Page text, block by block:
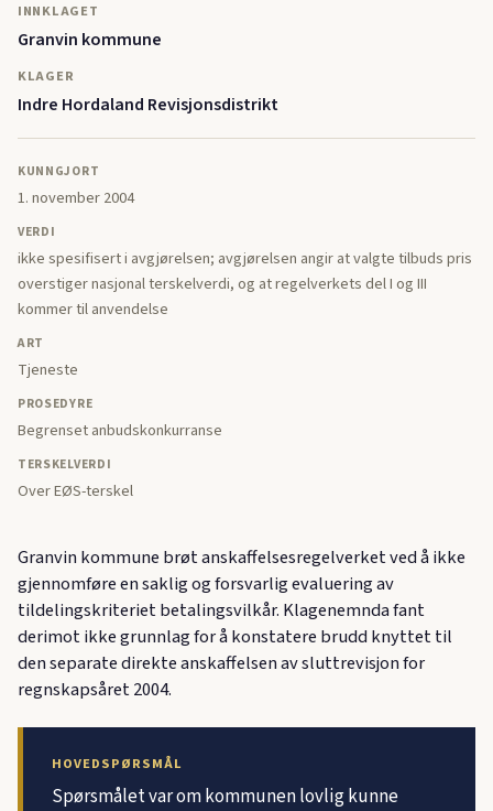
INNKLAGET
Granvin kommune
KLAGER
Indre Hordaland Revisjonsdistrikt
KUNNGJORT
1. november 2004
VERDI
ikke spesifisert i avgjørelsen; avgjørelsen angir at valgte tilbuds pris
overstiger nasjonal terskelverdi, og at regelverkets del I og III
kommer til anvendelse
ART
Tjeneste
PROSEDYRE
Begrenset anbudskonkurranse
TERSKELVERDI
Over EØS-terskel
Granvin kommune brøt anskaffelsesregelverket ved å ikke
gjennomføre en saklig og forsvarlig evaluering av
tildelingskriteriet betalingsvilkår. Klagenemnda fant
derimot ikke grunnlag for å konstatere brudd knyttet til
den separate direkte anskaffelsen av sluttrevisjon for
regnskapsåret 2004.
HOVEDSPØRSMÅL
Spørsmålet var om kommunen lovlig kunne